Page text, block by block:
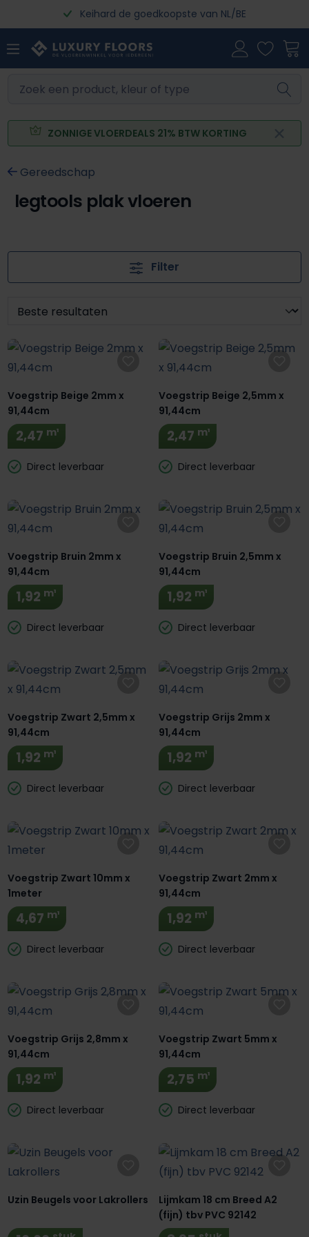
Ga naar de hoofdinhoudKeihard de goedkoopste van NL/BE
ZONNIGE VLOERDEALS 21% BTW KORTING
Gereedschap
legtools plak vloeren
Filter
Voegstrip Beige 2mm x
91,44cm
2,47 m¹
Direct leverbaar
Voegstrip Beige 2,5mm x
91,44cm
2,47 m¹
Direct leverbaar
Voegstrip Bruin 2mm x
91,44cm
1,92 m¹
Direct leverbaar
Voegstrip Bruin 2,5mm x
91,44cm
1,92 m¹
Direct leverbaar
Voegstrip Zwart 2,5mm x
91,44cm
1,92 m¹
Direct leverbaar
Voegstrip Grijs 2mm x
91,44cm
1,92 m¹
Direct leverbaar
Voegstrip Zwart 10mm x
1meter
4,67 m¹
Direct leverbaar
Voegstrip Zwart 2mm x
91,44cm
1,92 m¹
Direct leverbaar
Voegstrip Grijs 2,8mm x
91,44cm
1,92 m¹
Direct leverbaar
Voegstrip Zwart 5mm x
91,44cm
2,75 m¹
Direct leverbaar
Uzin Beugels voor Lakrollers
Lijmkam 18 cm Breed A2
(fijn) tbv PVC 92142